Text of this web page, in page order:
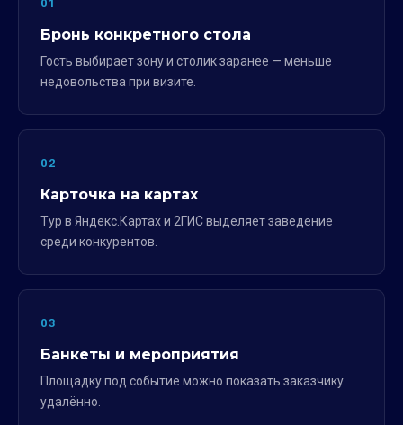
01
Бронь конкретного стола
Гость выбирает зону и столик заранее — меньше
недовольства при визите.
02
Карточка на картах
Тур в Яндекс.Картах и 2ГИС выделяет заведение
среди конкурентов.
03
Банкеты и мероприятия
Площадку под событие можно показать заказчику
удалённо.